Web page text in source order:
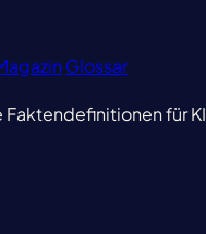
Glossar
für